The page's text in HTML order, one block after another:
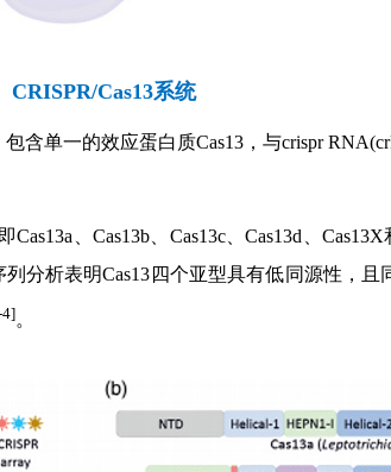
CRISPR/Cas13系统
含单一的效应蛋白质Cas13，与crispr
、Cas13b、Cas13c、Cas13d、
分析表明Cas13四个亚型具有低同源性，
4]。